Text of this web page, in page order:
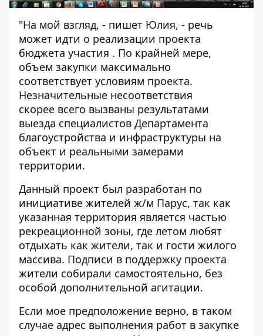
"На мой взгляд, - пишет Юлия, - речь
может идти о реализации проекта
бюджета участия . По крайней мере,
объем закупки максимально
соответствует условиям проекта.
Незначительные несоответствия
скорее всего вызваны результатами
выезда специалистов Департамента
благоустройства и инфраструктуры на
объект и реальными замерами
территории.
Данный проект был разработан по
инициативе жителей ж/м Парус, так как
указанная территория является частью
рекреационной зоны, где летом любят
отдыхать как жители, так и гости жилого
массива. Подписи в поддержку проекта
жители собирали самостоятельно, без
особой дополнительной агитации.
Если мое предположение верно, в таком
случае адрес выполнения работ в закупке